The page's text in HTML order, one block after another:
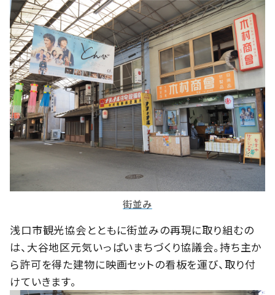
街並み
浅口市観光協会とともに街並みの再現に取り組むの
は、大谷地区元気いっぱいまちづくり協議会。持ち主か
ら許可を得た建物に映画セットの看板を運び、取り付
けていきます。